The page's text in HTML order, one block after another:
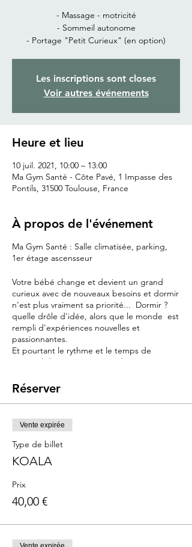
- Massage - motricité
- Sommeil autonome
- Portage "Petit Curieux" (en option)
Les inscriptions sont closes
Voir autres événements
Heure et lieu
10 juil. 2021, 10:00 – 13:00
Ma Gym Santé - Côte Pavé, 1 Impasse des
Pontils, 31500 Toulouse, France
À propos de l'événement
Ma Gym Santé : Salle climatisée, parking,
1er étage ascensseur
Votre bébé change et devient un grand
curieux avec de nouveaux besoins et dormir
n'est plus vraiment sa priorité... Dormir ?
quelle drôle d'idée, alors que le monde est
rempli d'expériences nouvelles et
passionnantes.
Et pourtant le rythme et le temps de
sommeil de journée va être déterminant
nuit à venir..
Ce cours a pour objectif de vous offrir des
outils et connaissances pour comprendre
les nouveaux besoins de votre bébé et vous
y adapter.
- Répondre à son grand besoin d'éveil :
- Favoriser les siestes et la qualité du
sommeil
s'endormir seul et en sécurité.
Réserver
Vente expirée
Type de billet
KOALA
Prix
40,00 €